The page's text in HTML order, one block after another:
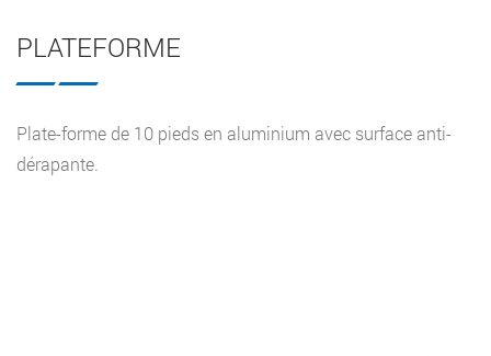
PLATEFORME
Plate-forme de 10 pieds en aluminium avec surface anti-
dérapante.